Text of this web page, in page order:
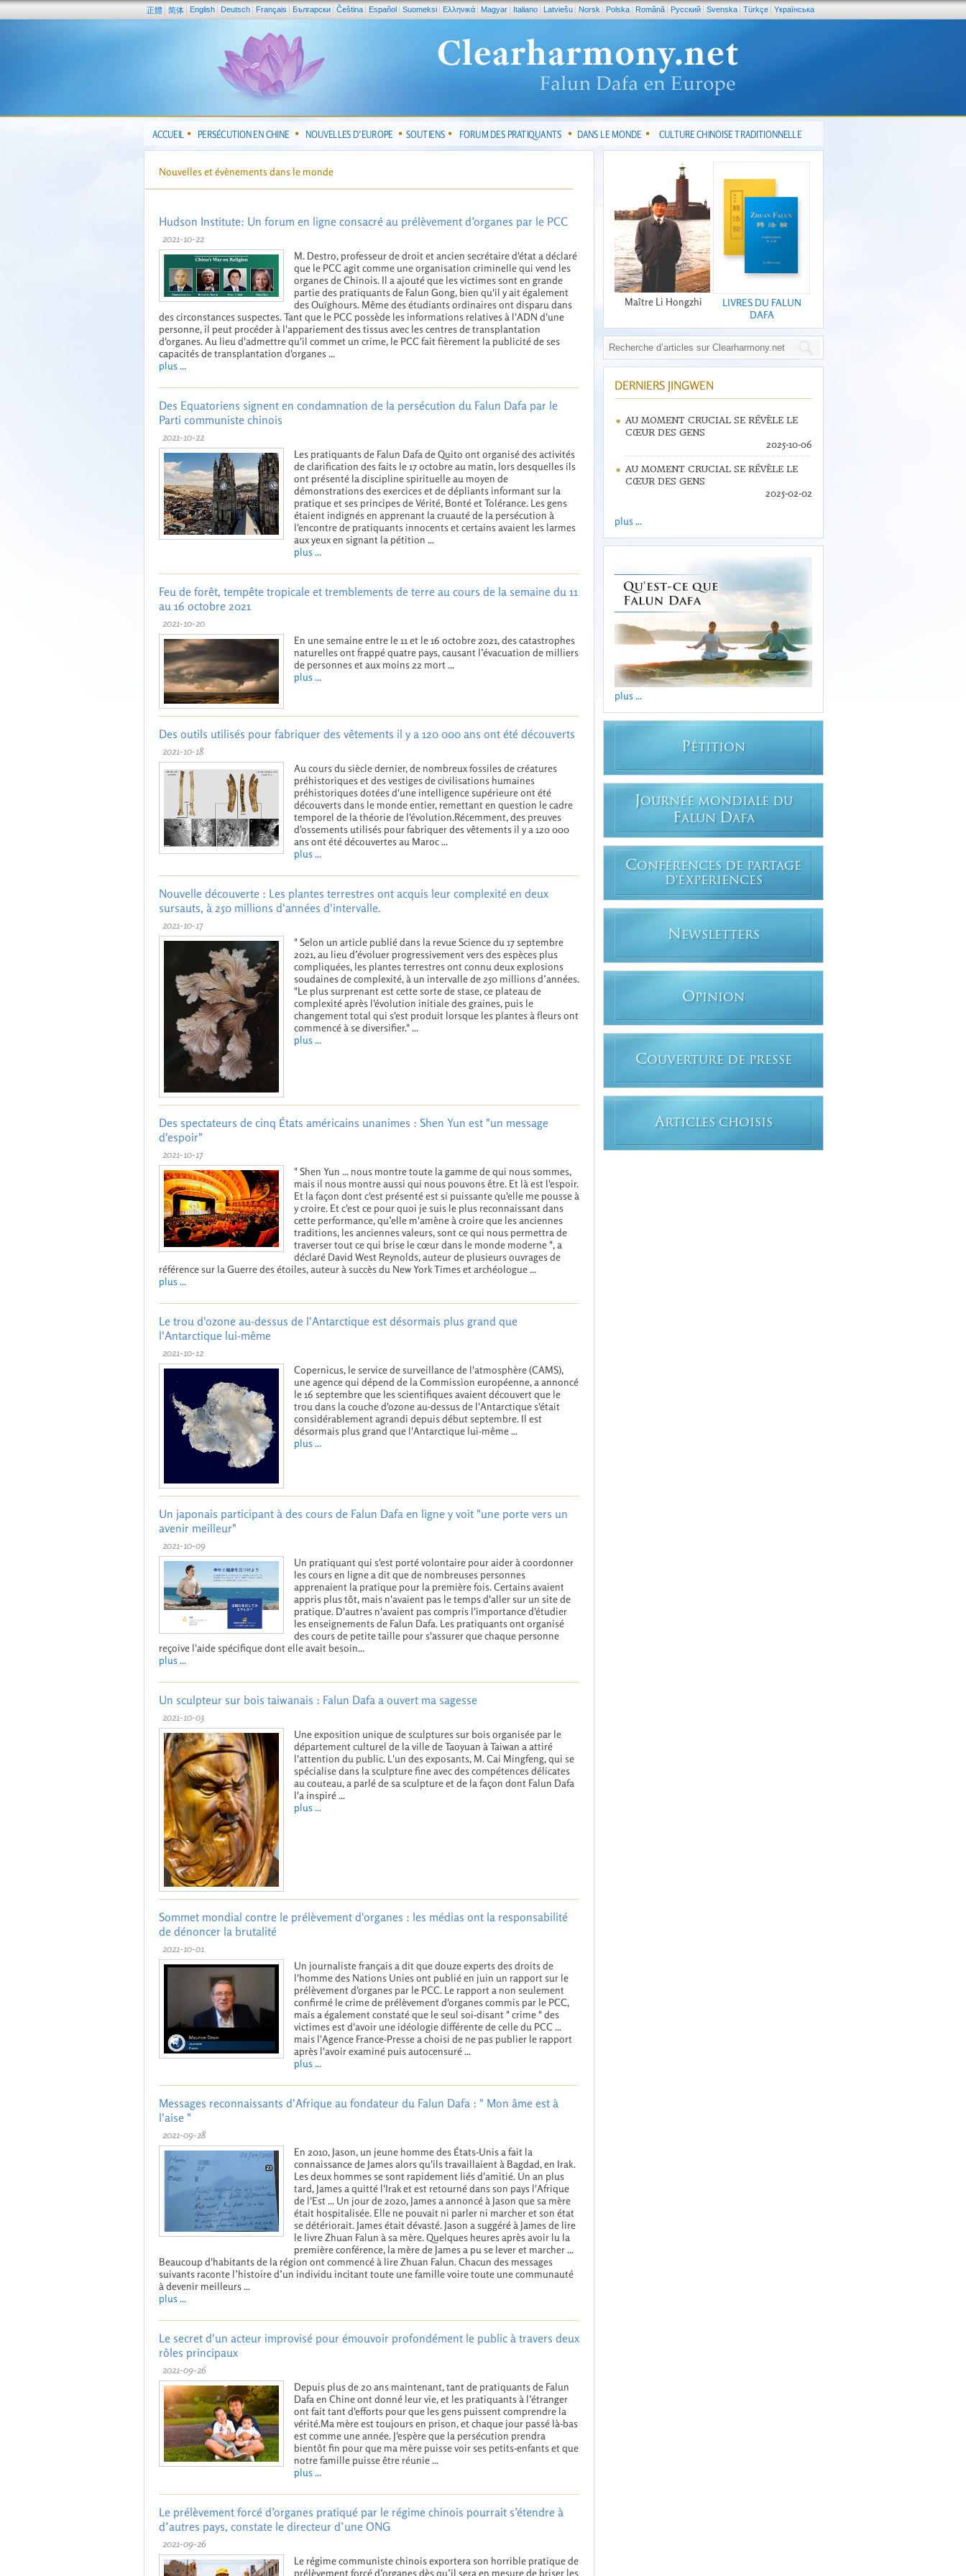
正體 简体 English Deutsch Français Български Čeština Español Suomeksi Ελληνικά Magyar Italiano Latviešu Norsk Polska Română Pусский Svenska Türkçe Yкраїнська
ACCUEIL PERSÉCUTION EN CHINE NOUVELLES D’EUROPE SOUTIENS FORUM DES PRATIQUANTS DANS LE MONDE CULTURE CHINOISE TRADITIONNELLE
Nouvelles et évènements dans le monde
Hudson Institute: Un forum en ligne consacré au prélèvement d’organes par le PCC
2021-10-22
M. Destro, professeur de droit et ancien secrétaire d'état a déclaré
que le PCC agit comme une organisation criminelle qui vend les
organes de Chinois. Il a ajouté que les victimes sont en grande
partie des pratiquants de Falun Gong, bien qu'il y ait également
des Ouïghours. Même des étudiants ordinaires ont disparu dans
des circonstances suspectes. Tant que le PCC possède les informations relatives à l'ADN d'une
personne, il peut procéder à l'appariement des tissus avec les centres de transplantation
d'organes. Au lieu d'admettre qu'il commet un crime, le PCC fait fièrement la publicité de ses
capacités de transplantation d'organes ...
plus ...
Des Equatoriens signent en condamnation de la persécution du Falun Dafa par le
Parti communiste chinois
2021-10-22
Les pratiquants de Falun Dafa de Quito ont organisé des activités
de clarification des faits le 17 octobre au matin, lors desquelles ils
ont présenté la discipline spirituelle au moyen de
démonstrations des exercices et de dépliants informant sur la
pratique et ses principes de Vérité, Bonté et Tolérance. Les gens
étaient indignés en apprenant la cruauté de la persécution à
l'encontre de pratiquants innocents et certains avaient les larmes
aux yeux en signant la pétition ...
plus ...
Feu de forêt, tempête tropicale et tremblements de terre au cours de la semaine du 11
au 16 octobre 2021
2021-10-20
En une semaine entre le 11 et le 16 octobre 2021, des catastrophes
naturelles ont frappé quatre pays, causant l’évacuation de milliers
de personnes et aux moins 22 mort ...
plus ...
Des outils utilisés pour fabriquer des vêtements il y a 120 000 ans ont été découverts
2021-10-18
Au cours du siècle dernier, de nombreux fossiles de créatures
préhistoriques et des vestiges de civilisations humaines
préhistoriques dotées d'une intelligence supérieure ont été
découverts dans le monde entier, remettant en question le cadre
temporel de la théorie de l'évolution.Récemment, des preuves
d'ossements utilisés pour fabriquer des vêtements il y a 120 000
ans ont été découvertes au Maroc ...
plus ...
Nouvelle découverte : Les plantes terrestres ont acquis leur complexité en deux
sursauts, à 250 millions d'années d'intervalle.
2021-10-17
" Selon un article publié dans la revue Science du 17 septembre
2021, au lieu d’évoluer progressivement vers des espèces plus
compliquées, les plantes terrestres ont connu deux explosions
soudaines de complexité, à un intervalle de 250 millions d’années.
"Le plus surprenant est cette sorte de stase, ce plateau de
complexité après l'évolution initiale des graines, puis le
changement total qui s'est produit lorsque les plantes à fleurs ont
commencé à se diversifier." ...
plus ...
Des spectateurs de cinq États américains unanimes : Shen Yun est "un message
d'espoir"
2021-10-17
" Shen Yun ... nous montre toute la gamme de qui nous sommes,
mais il nous montre aussi qui nous pouvons être. Et là est l'espoir.
Et la façon dont c'est présenté est si puissante qu'elle me pousse à
y croire. Et c'est ce pour quoi je suis le plus reconnaissant dans
cette performance, qu’elle m'amène à croire que les anciennes
traditions, les anciennes valeurs, sont ce qui nous permettra de
traverser tout ce qui brise le cœur dans le monde moderne ", a
déclaré David West Reynolds, auteur de plusieurs ouvrages de
référence sur la Guerre des étoiles, auteur à succès du New York Times et archéologue ...
plus ...
Le trou d'ozone au-dessus de l'Antarctique est désormais plus grand que
l'Antarctique lui-même
2021-10-12
Copernicus, le service de surveillance de l'atmosphère (CAMS),
une agence qui dépend de la Commission européenne, a annoncé
le 16 septembre que les scientifiques avaient découvert que le
trou dans la couche d'ozone au-dessus de l'Antarctique s'était
considérablement agrandi depuis début septembre. Il est
désormais plus grand que l'Antarctique lui-même ...
plus ...
Un japonais participant à des cours de Falun Dafa en ligne y voit "une porte vers un
avenir meilleur"
2021-10-09
Un pratiquant qui s'est porté volontaire pour aider à coordonner
les cours en ligne a dit que de nombreuses personnes
apprenaient la pratique pour la première fois. Certains avaient
appris plus tôt, mais n'avaient pas le temps d'aller sur un site de
pratique. D'autres n'avaient pas compris l'importance d'étudier
les enseignements de Falun Dafa. Les pratiquants ont organisé
des cours de petite taille pour s'assurer que chaque personne
reçoive l'aide spécifique dont elle avait besoin...
plus ...
Un sculpteur sur bois taiwanais : Falun Dafa a ouvert ma sagesse
2021-10-03
Une exposition unique de sculptures sur bois organisée par le
département culturel de la ville de Taoyuan à Taiwan a attiré
l'attention du public. L'un des exposants, M. Cai Mingfeng, qui se
spécialise dans la sculpture fine avec des compétences délicates
au couteau, a parlé de sa sculpture et de la façon dont Falun Dafa
l'a inspiré ...
plus ...
Sommet mondial contre le prélèvement d'organes : les médias ont la responsabilité
de dénoncer la brutalité
2021-10-01
Un journaliste français a dit que douze experts des droits de
l'homme des Nations Unies ont publié en juin un rapport sur le
prélèvement d'organes par le PCC. Le rapport a non seulement
confirmé le crime de prélèvement d'organes commis par le PCC,
mais a également constaté que le seul soi-disant " crime " des
victimes est d'avoir une idéologie différente de celle du PCC ...
mais l'Agence France-Presse a choisi de ne pas publier le rapport
après l'avoir examiné puis autocensuré ...
plus ...
Messages reconnaissants d'Afrique au fondateur du Falun Dafa : " Mon âme est à
l'aise "
2021-09-28
En 2010, Jason, un jeune homme des États-Unis a fait la
connaissance de James alors qu'ils travaillaient à Bagdad, en Irak.
Les deux hommes se sont rapidement liés d'amitié. Un an plus
tard, James a quitté l'Irak et est retourné dans son pays l'Afrique
de l'Est ... Un jour de 2020, James a annoncé à Jason que sa mère
était hospitalisée. Elle ne pouvait ni parler ni marcher et son état
se détériorait. James était dévasté. Jason a suggéré à James de lire
le livre Zhuan Falun à sa mère. Quelques heures après avoir lu la
première conférence, la mère de James a pu se lever et marcher ...
Beaucoup d'habitants de la région ont commencé à lire Zhuan Falun. Chacun des messages
suivants raconte l’histoire d’un individu incitant toute une famille voire toute une communauté
à devenir meilleurs ...
plus ...
Le secret d'un acteur improvisé pour émouvoir profondément le public à travers deux
rôles principaux
2021-09-26
Depuis plus de 20 ans maintenant, tant de pratiquants de Falun
Dafa en Chine ont donné leur vie, et les pratiquants à l’étranger
ont fait tant d'efforts pour que les gens puissent comprendre la
vérité.Ma mère est toujours en prison, et chaque jour passé là-bas
est comme une année. J'espère que la persécution prendra
bientôt fin pour que ma mère puisse voir ses petits-enfants et que
notre famille puisse être réunie ...
plus ...
Le prélèvement forcé d’organes pratiqué par le régime chinois pourrait s’étendre à
d’autres pays, constate le directeur d’une ONG
2021-09-26
Le régime communiste chinois exportera son horrible pratique de
prélèvement forcé d’organes dès qu’il sera en mesure de briser les
Maître Li Hongzhi
LIVRES DU FALUN
DAFA
DERNIERS JINGWEN
AU MOMENT CRUCIAL SE RÉVÈLE LE
CŒUR DES GENS
2025-10-06
AU MOMENT CRUCIAL SE RÉVÈLE LE
CŒUR DES GENS
2025-02-02
plus ...
plus ...
PÉTITION
JOURNÉE MONDIALE DU
FALUN DAFA
CONFÉRENCES DE PARTAGE
D'EXPERIENCES
N EWSLETTERS
OPINION
COUVERTURE DE PRESSE
ARTICLES CHOISIS